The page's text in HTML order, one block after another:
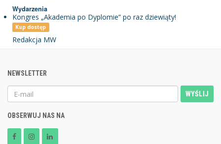
Wydarzenia
Kongres „Akademia po Dyplomie” po raz dziewiąty!
Kup dostęp
Redakcja MW
NEWSLETTER
WYŚLIJ
OBSERWUJ NAS NA